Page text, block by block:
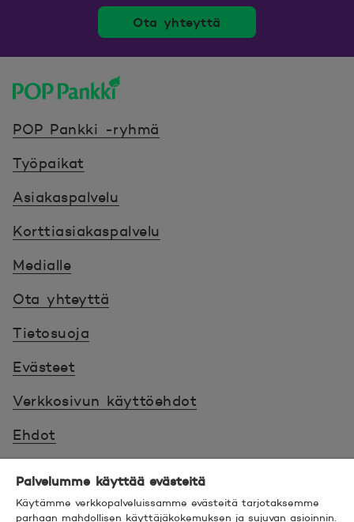
Ota yhteyttä
POP Pankki -ryhmä
Työpaikat
Asiakaspalvelu
Korttiasiakaspalvelu
Medialle
Ota yhteyttä
Tietosuoja
Evästeet
Verkkosivun käyttöehdot
Ehdot
Saavutettavuus
Palvelumme käyttää evästeitä
Käytämme verkkopalveluissamme evästeitä tarjotaksemme
parhaan mahdollisen käyttäjäkokemuksen ja sujuvan asioinnin.